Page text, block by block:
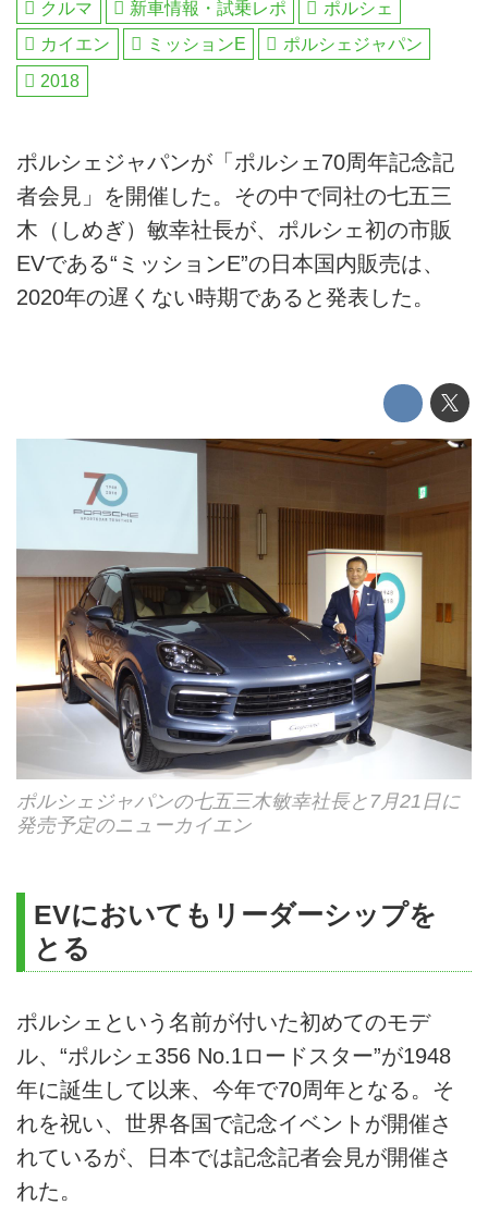
クルマ 新車情報・試乗レポ
ポルシェ
カイエン
ミッションE
ポルシェジャパン
2018
ポルシェジャパンが「ポルシェ70周年記念記
者会見」を開催した。その中で同社の七五三
木（しめぎ）敏幸社長が、ポルシェ初の市販
EVである“ミッションE”の日本国内販売は、
2020年の遅くない時期であると発表した。
ポルシェジャパンの七五三木敏幸社長と7月21日に
発売予定のニューカイエン
EVにおいてもリーダーシップを
とる
ポルシェという名前が付いた初めてのモデ
ル、“ポルシェ356 No.1ロードスター”が1948
年に誕生して以来、今年で70周年となる。そ
れを祝い、世界各国で記念イベントが開催さ
れているが、日本では記念記者会見が開催さ
れた。